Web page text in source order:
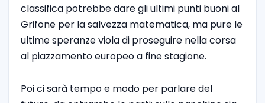
classifica potrebbe dare gli ultimi punti buoni al
Grifone per la salvezza matematica, ma pure le
ultime speranze viola di proseguire nella corsa
al piazzamento europeo a fine stagione.
Poi ci sarà tempo e modo per parlare del